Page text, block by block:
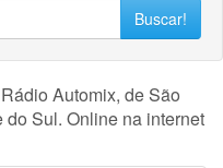
Buscar!
Automix, de São
Sul. Online na internet